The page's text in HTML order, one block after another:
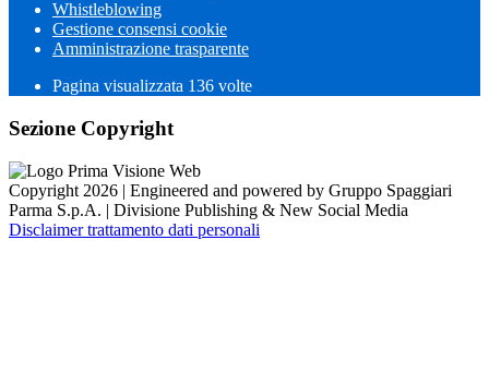
Whistleblowing
Gestione consensi cookie
Amministrazione trasparente
Pagina visualizzata 136 volte
Sezione Copyright
Copyright 2026 | Engineered and powered by Gruppo Spaggiari
Parma S.p.A. | Divisione Publishing & New Social Media
Disclaimer trattamento dati personali